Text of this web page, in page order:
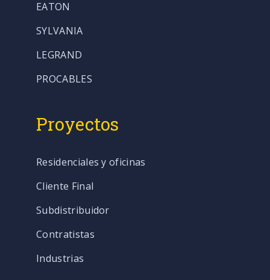
EATON
SYLVANIA
LEGRAND
PROCABLES
Proyectos
Residenciales y oficinas
Cliente Final
Subdistribuidor
Contratistas
Industrias